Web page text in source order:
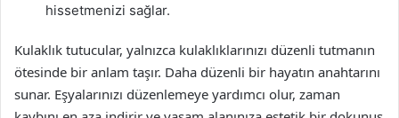
hissetmenizi sağlar.
Kulaklık tutucular, yalnızca kulaklıklarınızı düzenli tutmanın
ötesinde bir anlam taşır. Daha düzenli bir hayatın anahtarını
sunar. Eşyalarınızı düzenlemeye yardımcı olur, zaman